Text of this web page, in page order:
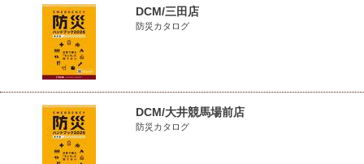
DCM/三田店
防災カタログ
DCM/大井競馬場前店
防災カタログ